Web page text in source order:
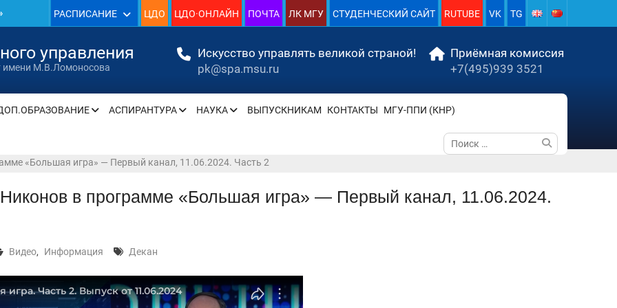
—
—
—
—
—
—
РАСПИСАНИЕ ЦДО ЦДО·ОНЛАЙН ПОЧТА ЛК МГУ СТУДЕНЧЕСКИЙ САЙТ RUTUBE VK TG
управления
имени М.В.Ломоносова
Искусство управлять великой страной!
pk@spa.msu.ru
Приёмная комиссия
+7(495)939 3521
АСПИРАНТУРА НАУКА ВЫПУСКНИКАМ КОНТАКТЫ МГУ-ППИ (КНР)
Поиск
по:
«Большая игра» — Первый канал, 11.06.2024. Часть 2
в программе «Большая игра» — Первый канал, 11.06.2024.
Видео, Информация Декан